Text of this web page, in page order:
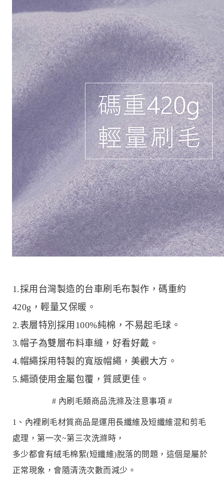
1.採用台灣製造的台車刷毛布製作，碼重約
420g，輕量又保暖。
2.表層特別採用100%純棉，不易起毛球。
3.帽子為雙層布料車縫，好看好戴。
4.帽繩採用特製的寬版帽繩，美觀大方。
5.繩頭使用金屬包覆，質感更佳。
# 內刷毛類商品洗滌及注意事項 #
1、內裡刷毛材質商品是運用長纖維及短纖維混和剪毛
處理，第一次~第三次洗滌時，
多少都會有絨毛棉絮(短纖維)脫落的問題，這個是屬於
正常現象，會隨清洗次數而減少。